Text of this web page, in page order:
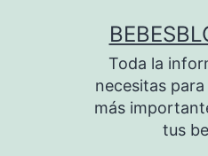
Toda la
necesitas
más
tus